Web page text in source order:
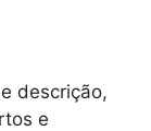
descrição,
e